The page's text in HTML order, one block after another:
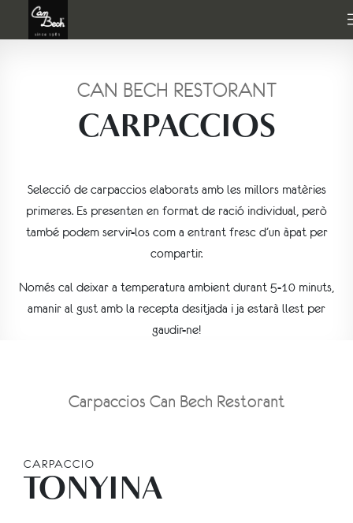
CAN BECH RESTORANT
CARPACCIOS
Selecció de carpaccios elaborats amb les millors matèries
primeres. Es presenten en format de ració individual, però
també podem servir-los com a entrant fresc d’un àpat per
compartir.
Només cal deixar a temperatura ambient durant 5-10 minuts,
amanir al gust amb la recepta desitjada i ja estarà llest per
gaudir-ne!
Carpaccios Can Bech Restorant
CARPACCIO
TONYINA